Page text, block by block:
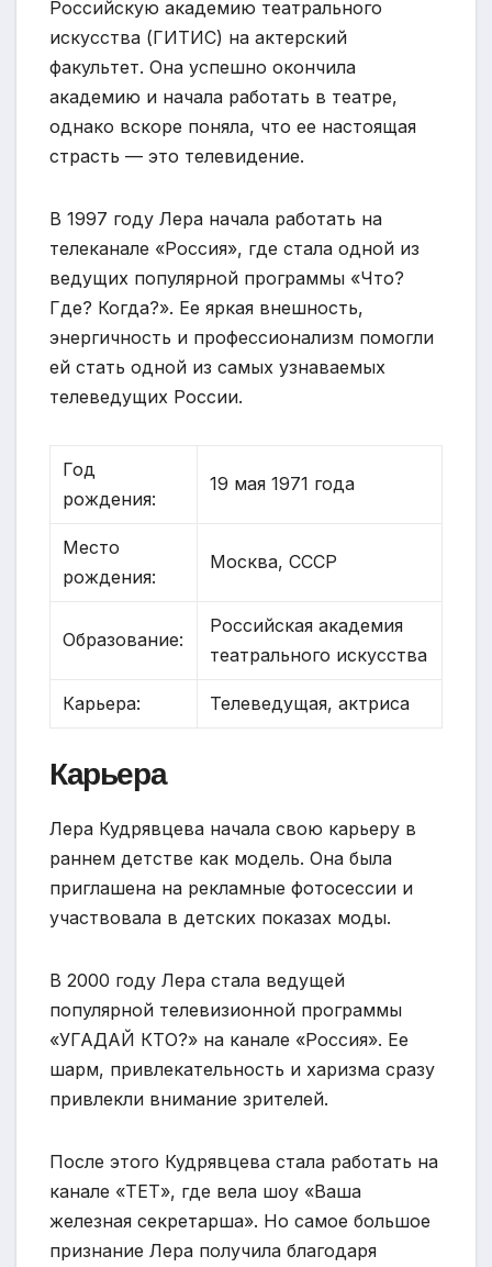
Российскую академию театрального
искусства (ГИТИС) на актерский
факультет. Она успешно окончила
академию и начала работать в театре,
однако вскоре поняла, что ее настоящая
страсть — это телевидение.
В 1997 году Лера начала работать на
телеканале «Россия», где стала одной из
ведущих популярной программы «Что?
Где? Когда?». Ее яркая внешность,
энергичность и профессионализм помогли
ей стать одной из самых узнаваемых
телеведущих России.
Год
рождения:
19 мая 1971 года
Место
рождения:
Москва, СССР
Образование:
Российская академия
театрального искусства
Карьера: Телеведущая, актриса
Карьера
Лера Кудрявцева начала свою карьеру в
раннем детстве как модель. Она была
приглашена на рекламные фотосессии и
участвовала в детских показах моды.
В 2000 году Лера стала ведущей
популярной телевизионной программы
«УГАДАЙ КТО?» на канале «Россия». Ее
шарм, привлекательность и харизма сразу
привлекли внимание зрителей.
После этого Кудрявцева стала работать на
канале «ТЕТ», где вела шоу «Ваша
железная секретарша». Но самое большое
признание Лера получила благодаря